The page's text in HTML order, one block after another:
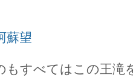
蘇望
もすべてはこの王滝